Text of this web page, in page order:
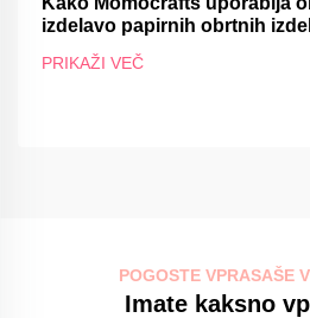
izdelavo papirnih obrtnih
PRIKAŽI VEČ
POGOSTE VPRASAŠE
Imate kaksno